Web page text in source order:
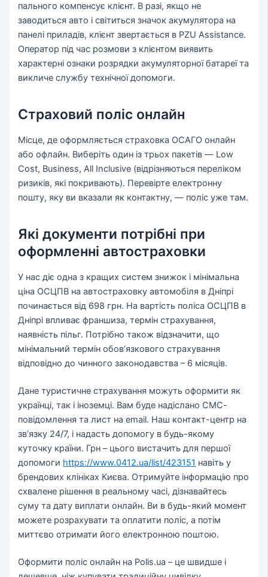
пального компенсує клієнт. В разі, якщо не
заводиться авто і світиться значок акумулятора на
панелі приладів, клієнт звертається в PZU Assistance.
Оператор під час розмови з клієнтом виявить
характерні ознаки розрядки акумуляторної батареї та
викличе службу технічної допомоги.
Cтраховий поліс онлайн
Місце, де оформляється страховка ОСАГО онлайн
або офлайн. Виберіть один із трьох пакетів — Low
Cost, Business, All Inclusive (відрізняються переліком
ризиків, які покривають). Перевірте електронну
пошту, яку ви вказали як контактну, — поліс уже там.
Які документи потрібні при
оформленні автостраховки
У нас діє одна з кращих систем знижок і мінімальна
ціна ОСЦПВ на автостраховку автомобіля в Дніпрі
починається від 698 грн. На вартість поліса ОСЦПВ в
Дніпрі впливає франшиза, термін страхування,
наявність пільг. Потрібно також відзначити, що
мінімальний термін обов’язкового страхування
відповідно до чинного законодавства – 6 місяців.
Дане туристичне страхування можуть оформити як
українці, так і іноземці. Вам буде надіслано СМС-
повідомлення та лист на email. Наш контакт-центр на
зв’язку 24/7, і надасть допомогу в будь-якому
куточку країни. Грн – цього вистачить для першої
допомоги https://www.0412.ua/list/423151 навіть у
брендових клініках Києва. Отримуйте інформацію про
схвалене рішення в реальному часі, дізнавайтесь
суму та дату виплати онлайн. Ви в будь-який момент
можете розрахувати та оплатити поліс, а потім
миттєво отримати його електронною поштою.
Оформити поліс онлайн на Polis.ua – це швидше і